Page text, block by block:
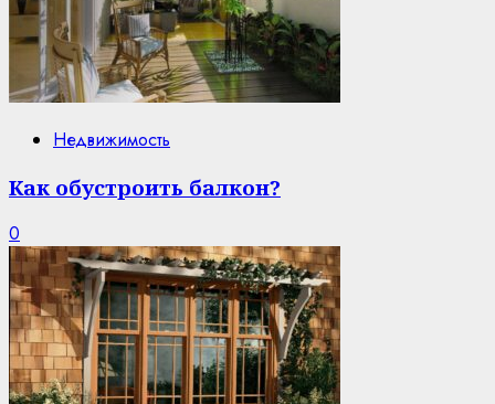
Недвижимость
Как обустроить балкон?
0